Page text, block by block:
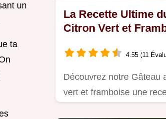
un
ta
La Recette Ultime
Citron Vert et
4.55 (11
Découvrez notre Gâteau
vert et framboise une